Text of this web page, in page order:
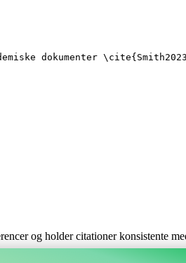
dokumenter \cite{ Smith2023
og holder citationer konsistente